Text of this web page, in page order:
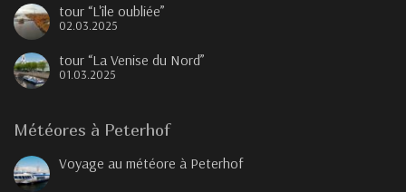
tour “L'île oubliée”
02.03.2025
tour “La Venise du Nord”
01.03.2025
Météores à Peterhof
Voyage au météore à Peterhof